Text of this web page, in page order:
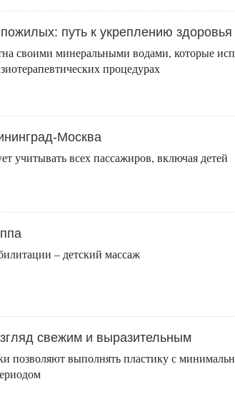
путь к укреплению
своими минеральными водами, которые
процедурах
Москва
учитывать всех пассажиров, включая детей
– детский массаж
свежим и выразительным
позволяют выполнять пластику с